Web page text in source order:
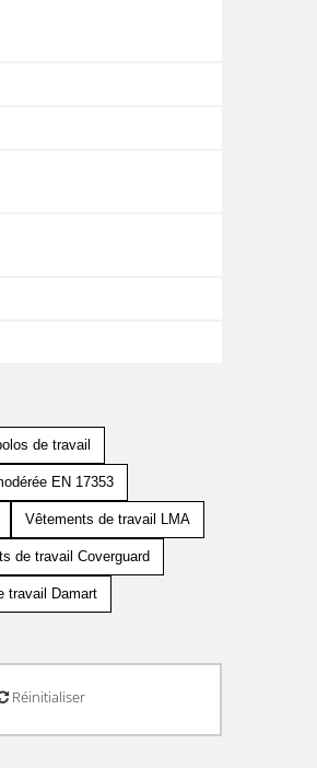
de travail
EN 17353
Vêtements de travail LMA
de travail Coverguard
travail Damart
Réinitialiser